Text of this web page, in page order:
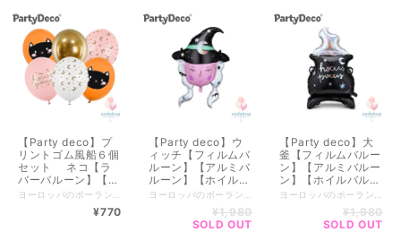
【単品購入】
ン】【単品購入】
【Party deco】プ
リントゴム風船６個
セット ネコ【ラ
バーバルーン】【プ
リントバルーン】
【月】【ハロウィ¥770
【Party deco】ウ
ィッチ【フィルムバ
ルーン】【アルミバ
ルーン】【ホイルバ
ルーン】【魔女】
¥1,980
SOLD OUT
【Party deco】大
釜【フィルムバルー
ン】【アルミバルー
ン】【ホイルバルー
ン】【誕生日】【バ
【ハロウィン】【単
品購入】
¥1,980
SOLD OUT